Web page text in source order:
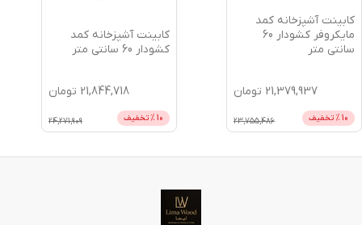
کابینت آشپزخانه کمد
مایکروفر کشودار 60
سانتی متر
21,379,937 تومان
10 % تخفیف 23,755,486
کابینت آشپزخانه کمد
کشودار 60 سانتی متر
21,844,718 تومان
10 % تخفیف 24,271,909